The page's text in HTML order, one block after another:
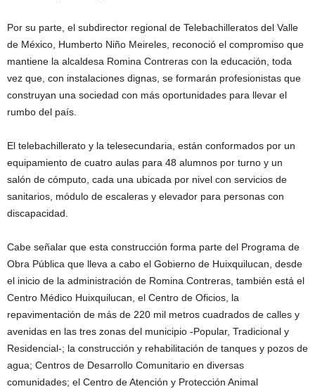
Por su parte, el subdirector regional de Telebachilleratos del Valle
de México, Humberto Niño Meireles, reconoció el compromiso que
mantiene la alcaldesa Romina Contreras con la educación, toda
vez que, con instalaciones dignas, se formarán profesionistas que
construyan una sociedad con más oportunidades para llevar el
rumbo del país.
El telebachillerato y la telesecundaria, están conformados por un
equipamiento de cuatro aulas para 48 alumnos por turno y un
salón de cómputo, cada una ubicada por nivel con servicios de
sanitarios, módulo de escaleras y elevador para personas con
discapacidad.
Cabe señalar que esta construcción forma parte del Programa de
Obra Pública que lleva a cabo el Gobierno de Huixquilucan, desde
el inicio de la administración de Romina Contreras, también está el
Centro Médico Huixquilucan, el Centro de Oficios, la
repavimentación de más de 220 mil metros cuadrados de calles y
avenidas en las tres zonas del municipio -Popular, Tradicional y
Residencial-; la construcción y rehabilitación de tanques y pozos de
agua; Centros de Desarrollo Comunitario en diversas
comunidades; el Centro de Atención y Protección Animal